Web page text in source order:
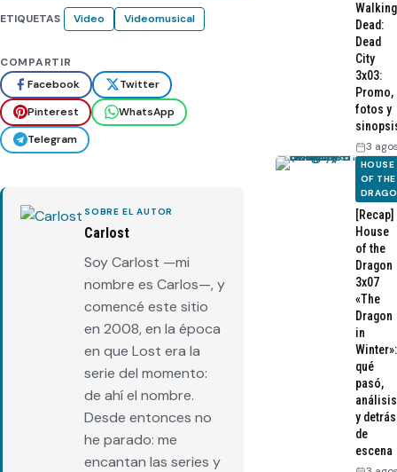
ETIQUETAS Video Videomusical
COMPARTIR
Facebook
Twitter
Pinterest
WhatsApp
Telegram
SOBRE EL AUTOR
Carlost
Soy Carlost —mi
nombre es Carlos—, y
comencé este sitio
en 2008, en la época
en que Lost era la
serie del momento:
de ahí el nombre.
Desde entonces no
he parado: me
encantan las series y
Walking
Dead:
Dead
City
3x03:
Promo,
fotos y
3
HOUSE
OF THE
[Recap]
House
of the
Dragon
3x07
«The
Dragon
in
Winter»:
qué
pasó,
análisis
y detrás
de
escena